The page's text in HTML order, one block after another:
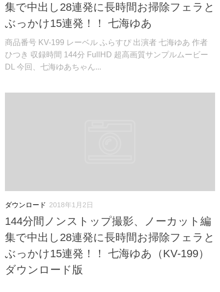
集で中出し28連発に長時間お掃除フェラと
ぶっかけ15連発！！ 七海ゆあ
商品番号 KV-199 レーベル ふらすぴ 出演者 七海ゆあ 作者
ひつき 収録時間 144分 FullHD 超高画質サンプルムービー
DL 今回、七海ゆあちゃん...
ダウンロード 2018年1月2日
144分間ノンストップ撮影、ノーカット編
集で中出し28連発に長時間お掃除フェラと
ぶっかけ15連発！！ 七海ゆあ（KV-199）
ダウンロード版